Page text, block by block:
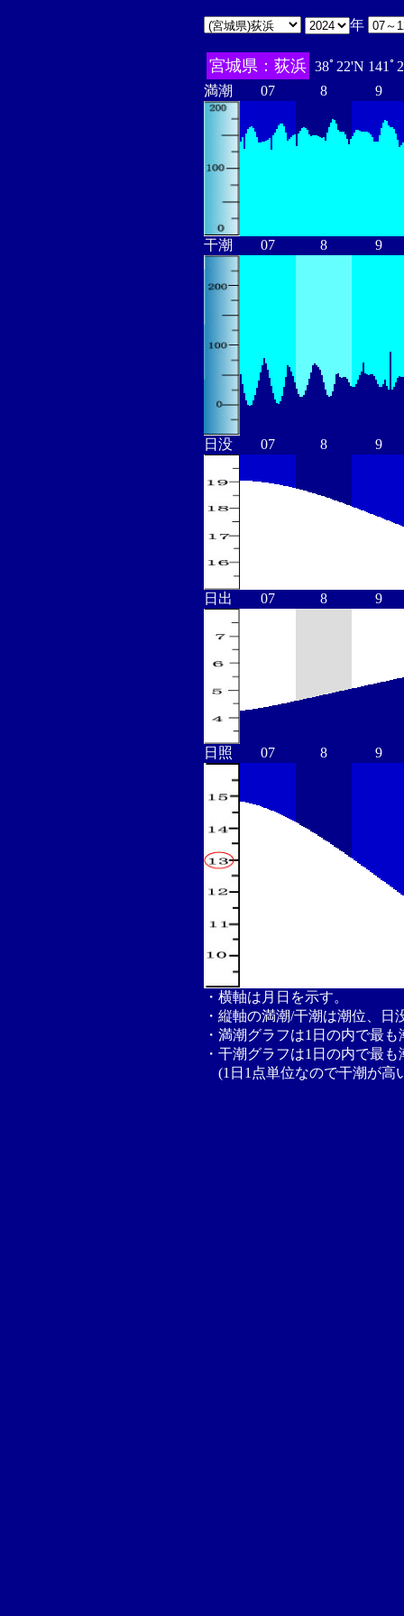
年
宮城県：荻浜 38ﾟ22'N 141ﾟ
満潮
07 8 9
干潮 07 8 9
日没 07 8 9
日出 07 8 9
日照 07 8 9
・横軸は月日を示す。
・縦軸の満潮/干潮は潮位、
・満潮グラフは1日の内で最
・干潮グラフは1日の内で最
(1日1点単位なので干潮が高